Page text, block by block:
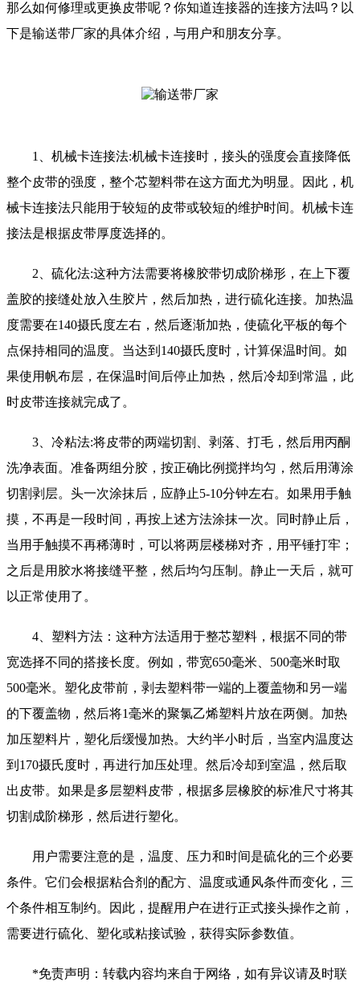
那么如何修理或更换皮带呢？你知道连接器的连接方法吗？以
下是输送带厂家的具体介绍，与用户和朋友分享。
1、机械卡连接法:机械卡连接时，接头的强度会直接降低
整个皮带的强度，整个芯塑料带在这方面尤为明显。因此，机
械卡连接法只能用于较短的皮带或较短的维护时间。机械卡连
接法是根据皮带厚度选择的。
2、硫化法:这种方法需要将橡胶带切成阶梯形，在上下覆
盖胶的接缝处放入生胶片，然后加热，进行硫化连接。加热温
度需要在140摄氏度左右，然后逐渐加热，使硫化平板的每个
点保持相同的温度。当达到140摄氏度时，计算保温时间。如
果使用帆布层，在保温时间后停止加热，然后冷却到常温，此
时皮带连接就完成了。
3、冷粘法:将皮带的两端切割、剥落、打毛，然后用丙酮
洗净表面。准备两组分胶，按正确比例搅拌均匀，然后用薄涂
切割剥层。头一次涂抹后，应静止5-10分钟左右。如果用手触
摸，不再是一段时间，再按上述方法涂抹一次。同时静止后，
当用手触摸不再稀薄时，可以将两层楼梯对齐，用平锤打牢；
之后是用胶水将接缝平整，然后均匀压制。静止一天后，就可
以正常使用了。
4、塑料方法：这种方法适用于整芯塑料，根据不同的带
宽选择不同的搭接长度。例如，带宽650毫米、500毫米时取
500毫米。塑化皮带前，剥去塑料带一端的上覆盖物和另一端
的下覆盖物，然后将1毫米的聚氯乙烯塑料片放在两侧。加热
加压塑料片，塑化后缓慢加热。大约半小时后，当室内温度达
到170摄氏度时，再进行加压处理。然后冷却到室温，然后取
出皮带。如果是多层塑料皮带，根据多层橡胶的标准尺寸将其
切割成阶梯形，然后进行塑化。
用户需要注意的是，温度、压力和时间是硫化的三个必要
条件。它们会根据粘合剂的配方、温度或通风条件而变化，三
个条件相互制约。因此，提醒用户在进行正式接头操作之前，
需要进行硫化、塑化或粘接试验，获得实际参数值。
*免责声明：转载内容均来自于网络，如有异议请及时联